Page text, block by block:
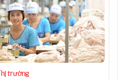
Thị trường